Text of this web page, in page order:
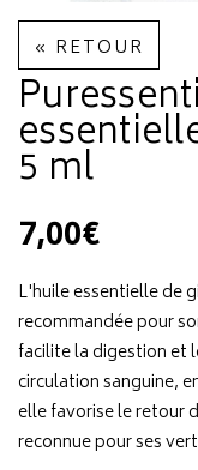
« RETOUR
5 ml
7,00€
L'huile essentielle de
recommandée pour
facilite la digestion et
circulation sanguine,
elle favorise le retour
reconnue pour ses